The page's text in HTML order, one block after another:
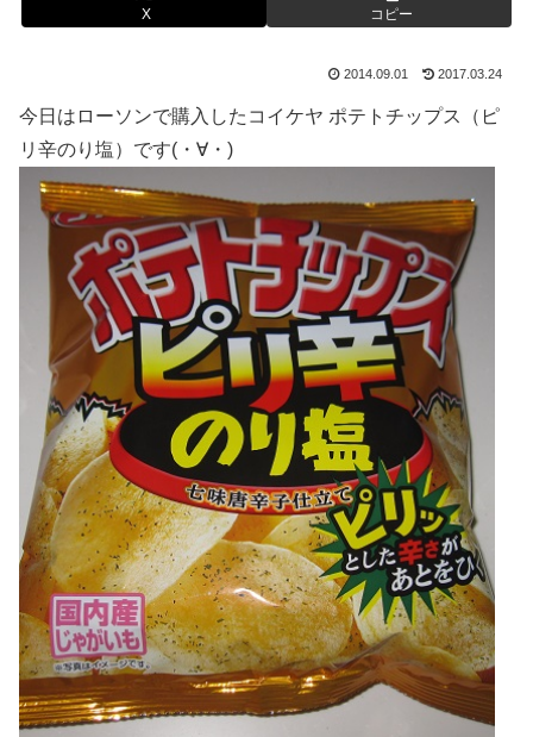
X コピー
2014.09.01 2017.03.24
今日はローソンで購入したコイケヤ ポテトチップス（ピ
リ辛のり塩）です(・∀・)